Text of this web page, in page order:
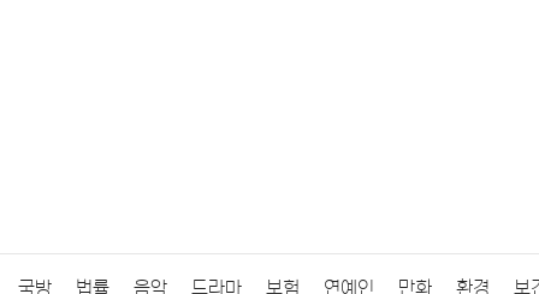
국방 법률 음악 드라마 보험 연예인 만화 환경 보